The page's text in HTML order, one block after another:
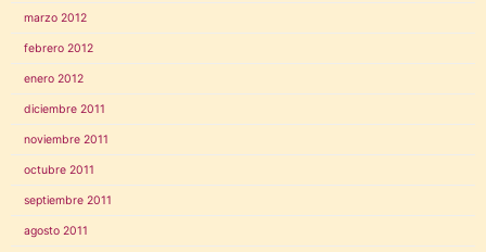
marzo 2012
febrero 2012
enero 2012
diciembre 2011
noviembre 2011
octubre 2011
septiembre 2011
agosto 2011